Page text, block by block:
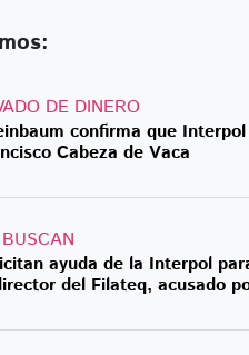
DE DINERO
confirma que
Cabeza de Vaca
ayuda de la Interpol
del Filateq, acusado